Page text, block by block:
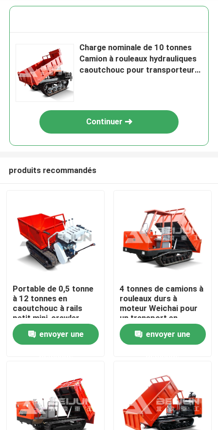
Aperçu
A propos de nous
Charge nominale de 10 tonnes
Camion à rouleaux hydrauliques
caoutchouc pour transporteur
Continuer
produits recommandés
Portable de 0,5 tonne
à 12 tonnes en
caoutchouc à rails
petit mini-crawler
porte-avions camion
diesel envoyer une
4 tonnes de camions à
rouleaux durs à
moteur Weichai pour
un transport en
douceur
envoyer une